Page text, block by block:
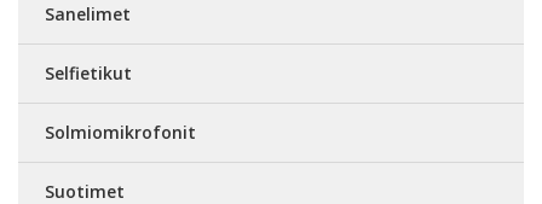
Sanelimet
Selfietikut
Solmiomikrofonit
Suotimet